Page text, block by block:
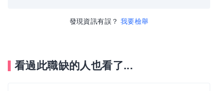
發現資訊有誤？ 我要檢舉
看過此職缺的人也看了...